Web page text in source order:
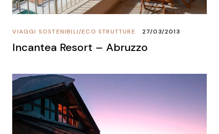
ECO STRUTTURE
/
VIAGGI SOSTENIBILI 27/03/2013
Incantea Resort – Abruzzo